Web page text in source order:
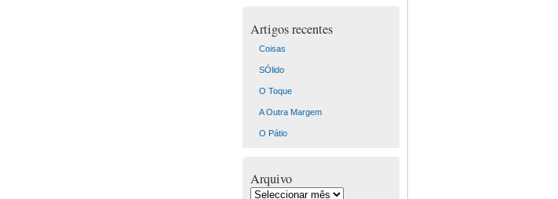
Artigos recentes
Coisas
SÓlido
O Toque
A Outra Margem
O Pátio
Arquivo
Arquivo